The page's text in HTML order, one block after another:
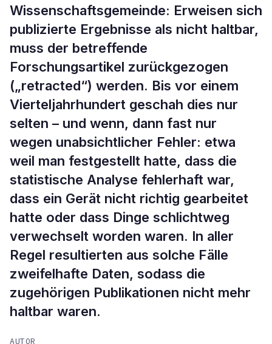
Zombies wanken durch die
Wissenschaft
Wissenschaftsgemeinde: Erweisen sich
publizierte Ergebnisse als nicht haltbar,
muss der betreffende
Forschungsartikel zurückgezogen
(„retracted“) werden. Bis vor einem
Vierteljahrhundert geschah dies nur
selten – und wenn, dann fast nur
wegen unabsichtlicher Fehler: etwa
weil man festgestellt hatte, dass die
statistische Analyse fehlerhaft war,
dass ein Gerät nicht richtig gearbeitet
hatte oder dass Dinge schlichtweg
verwechselt worden waren. In aller
Regel resultierten aus solche Fälle
zweifelhafte Daten, sodass die
zugehörigen Publikationen nicht mehr
haltbar waren.
AUTOR